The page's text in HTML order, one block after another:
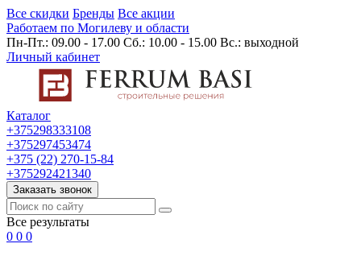
Все скидки Бренды Все акции
Работаем по Могилеву и области
Пн-Пт.: 09.00 - 17.00 Сб.: 10.00 - 15.00 Вс.: выходной
Личный кабинет
Каталог
+375298333108
+375297453474
+375 (22) 270-15-84
+375292421340
Заказать звонок
Все результаты
0 0 0